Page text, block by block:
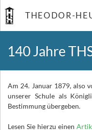
THEODOR-
140 Jahre
Am 24. Januar 1879, also
unserer Schule als
Bestimmung übergeben.
Lesen Sie hierzu einen